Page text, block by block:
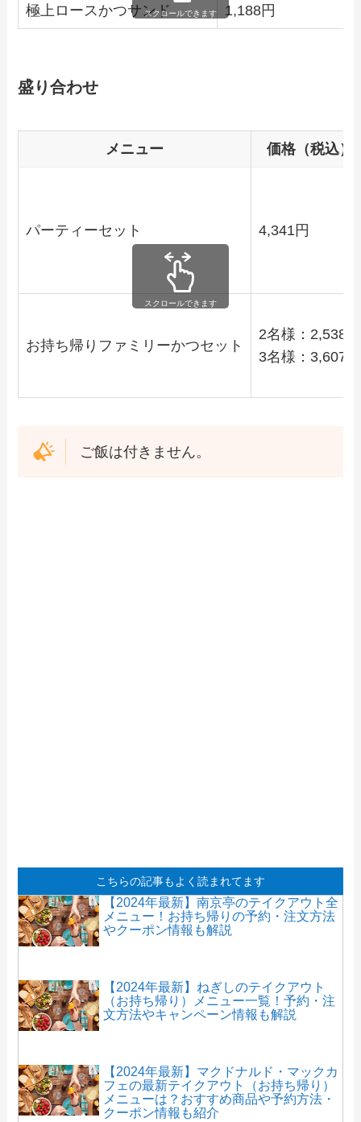
極上ロースかつサンド 1,188円
スクロールできます
盛り合わせ
メニュー 価格（税込）
パーティーセット 4,341円
お持ち帰りファミリーかつセット
2名様：2,538円
3名様：3,607円
スクロールできます
ご飯は付きません。
こちらの記事もよく読まれてます
【2024年最新】南京亭のテイクアウト全
メニュー！お持ち帰りの予約・注文方法
やクーポン情報も解説
【2024年最新】ねぎしのテイクアウト
（お持ち帰り）メニュー一覧！予約・注
文方法やキャンペーン情報も解説
【2024年最新】マクドナルド・マックカ
フェの最新テイクアウト（お持ち帰り）
メニューは？おすすめ商品や予約方法・
クーポン情報も紹介